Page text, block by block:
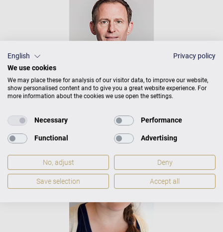
TILMANN STARKE
English
Privacy policy
We use cookies
We may place these for analysis of our visitor data, to improve our website,
show personalised content and to give you a great website experience. For
more information about the cookies we use open the settings.
Necessary Performance
Functional Advertising
No, adjust Deny
Save selection Accept all